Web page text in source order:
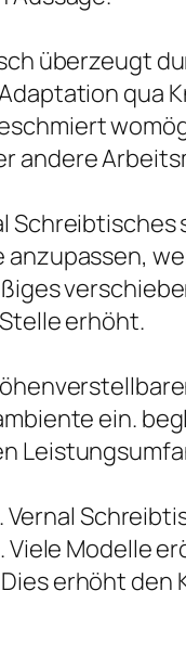
überzeugt
qua
andere
erhöht.
ein.
Modelle
erhöht